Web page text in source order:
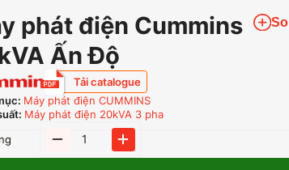
phát điện Cummins
Ấn Độ
Tải catalogue
Máy phát điện CUMMINS
Máy phát điện 20kVA 3 pha
Máy